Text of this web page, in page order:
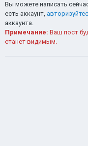
Вы можете написать
есть аккаунт,
аккаунта.
Примечание: Ваш пост
станет видимым.